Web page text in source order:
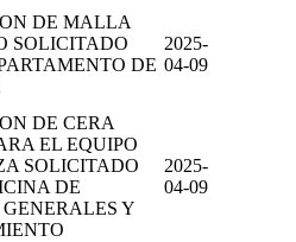
DE MALLA
SOLICITADO
DE
2025-
04-09
DE CERA
EL EQUIPO
SOLICITADO
DE
GENERALES Y
2025-
04-09